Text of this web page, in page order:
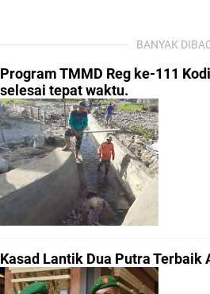
BANYAK
Program TMMD Reg ke-111
selesai tepat waktu.
Kasad Lantik Dua Putra Terbaik